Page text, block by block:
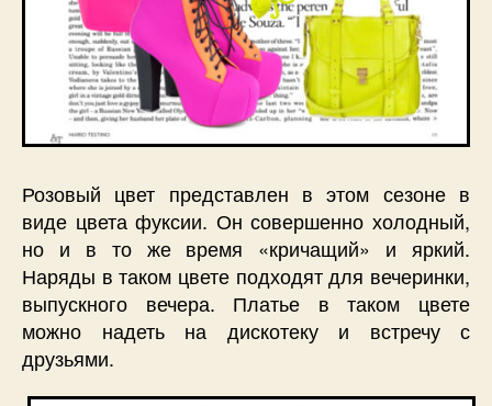
Розовый цвет представлен в этом сезоне в
виде цвета фуксии. Он совершенно холодный,
но и в то же время «кричащий» и яркий.
Наряды в таком цвете подходят для вечеринки,
выпускного вечера. Платье в таком цвете
можно надеть на дискотеку и встречу с
друзьями.